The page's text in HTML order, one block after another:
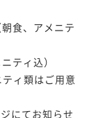
食、アメニテ
ティ込）
ィ類はご用意
にてお知らせ